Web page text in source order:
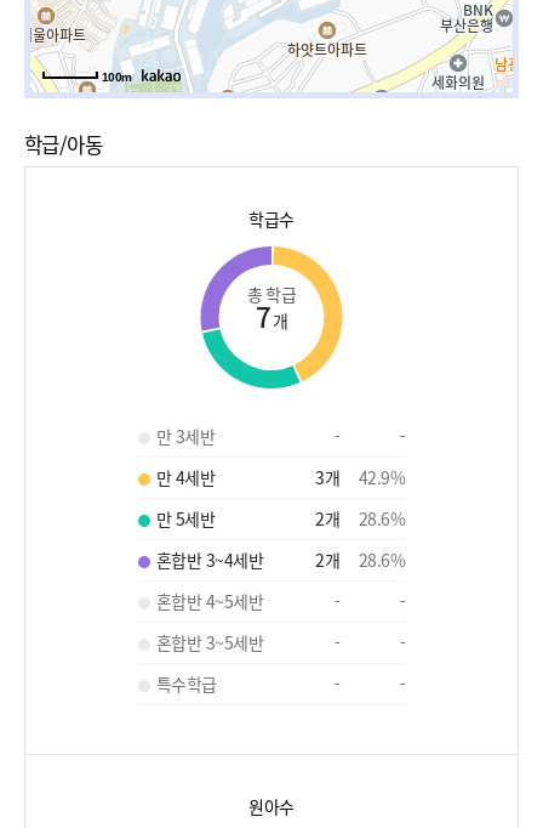
100m
학급/아동
학급수
총 학급
7개
만 3세반 -
-
만 4세반
3개 42.9%
만 5세반
2개 28.6%
혼합반 3~4세반
2개 28.6%
혼합반 4~5세반
-
-
혼합반 3~5세반
-
-
특수학급
- -
원아수